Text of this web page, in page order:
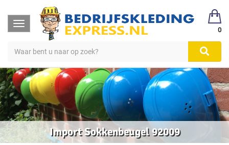
Toggle
navigation
0
Import Sokkenbeugel 92009